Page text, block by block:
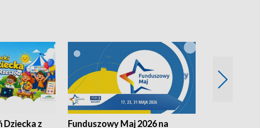
Dziecka z Funduszowy Maj 2026 na